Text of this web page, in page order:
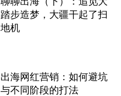
踏步造梦，大疆干起了扫
地机
出海网红营销：如何避坑
与不同阶段的打法